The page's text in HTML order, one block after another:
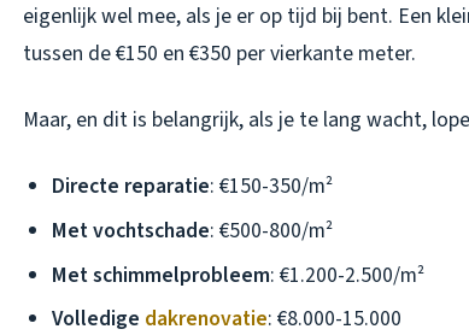
eigenlijk wel mee, als je er op tijd bij bent. Een
tussen de €150 en €350 per vierkante meter.
Maar, en dit is belangrijk, als je te lang wacht,
Directe reparatie: €150-350/m²
Met vochtschade: €500-800/m²
Met schimmelprobleem: €1.200-2.500/m²
Volledige dakrenovatie: €8.000-15.000